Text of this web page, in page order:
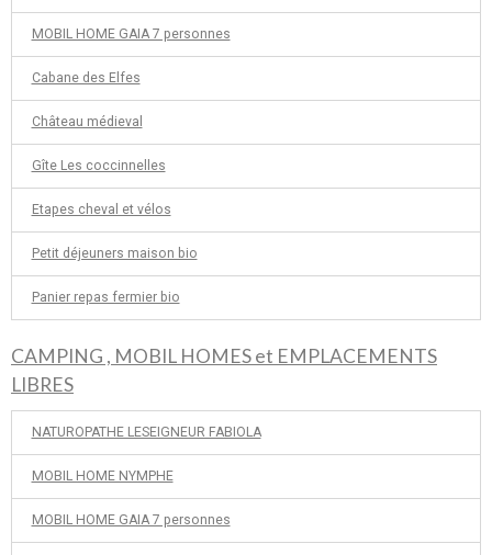
MOBIL HOME GAIA 7 personnes
Cabane des Elfes
Château médieval
Gîte Les coccinnelles
Etapes cheval et vélos
Petit déjeuners maison bio
Panier repas fermier bio
CAMPING , MOBIL HOMES et EMPLACEMENTS
LIBRES
NATUROPATHE LESEIGNEUR FABIOLA
MOBIL HOME NYMPHE
MOBIL HOME GAIA 7 personnes